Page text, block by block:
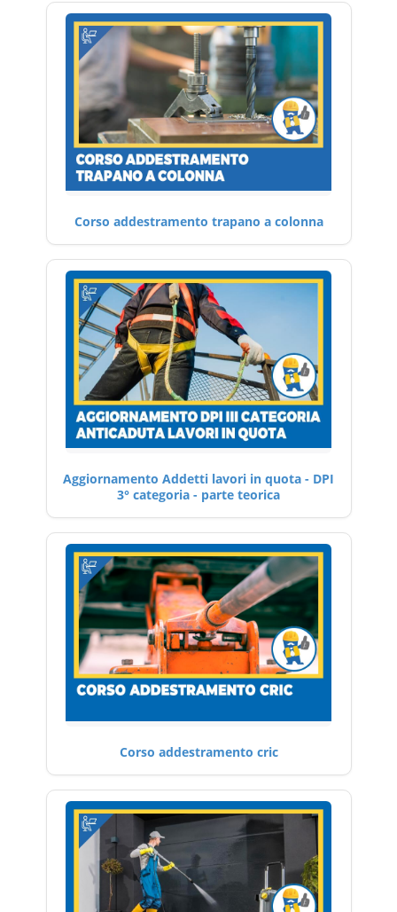
Corso addestramento trapano a colonna
Aggiornamento Addetti lavori in quota - DPI
3° categoria - parte teorica
Corso addestramento cric